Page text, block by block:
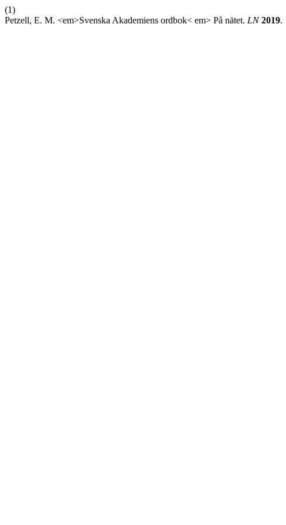
(1)
Petzell, E. M. <em>Svenska Akademiens ordbok< em> På nätet. LN 2019.